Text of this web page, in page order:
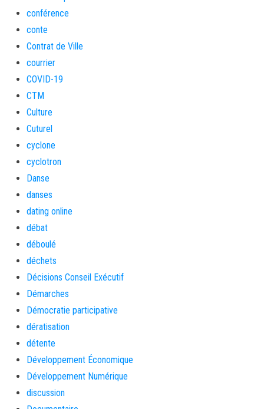
conférence
conte
Contrat de Ville
courrier
COVID-19
CTM
Culture
Cuturel
cyclone
cyclotron
Danse
danses
dating online
débat
déboulé
déchets
Décisions Conseil Exécutif
Démarches
Démocratie participative
dératisation
détente
Développement Économique
Développement Numérique
discussion